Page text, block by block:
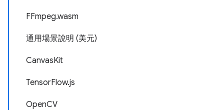
FFmpeg.wasm
通用場景說明 (美元)
CanvasKit
TensorFlow.js
OpenCV